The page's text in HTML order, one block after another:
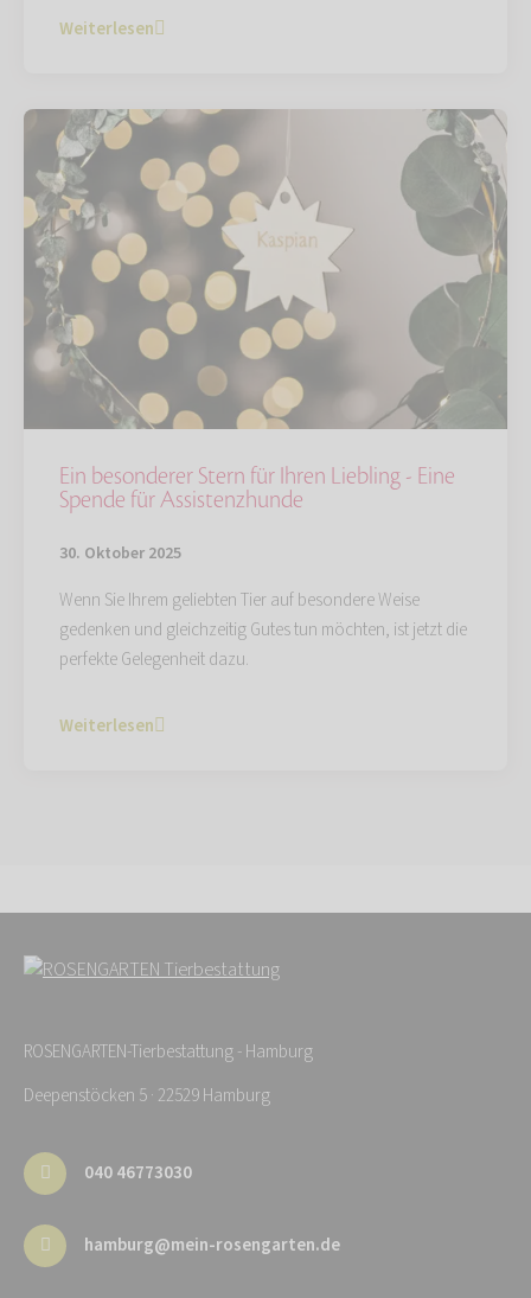
Weiterlesen
Ein besonderer Stern für Ihren Liebling - Eine
Spende für Assistenzhunde
30. Oktober 2025
Wenn Sie Ihrem geliebten Tier auf besondere Weise
gedenken und gleichzeitig Gutes tun möchten, ist jetzt die
perfekte Gelegenheit dazu.
Weiterlesen
ROSENGARTEN-Tierbestattung - Hamburg
Deepenstöcken 5 · 22529 Hamburg
040 46773030
hamburg@mein-rosengarten.de